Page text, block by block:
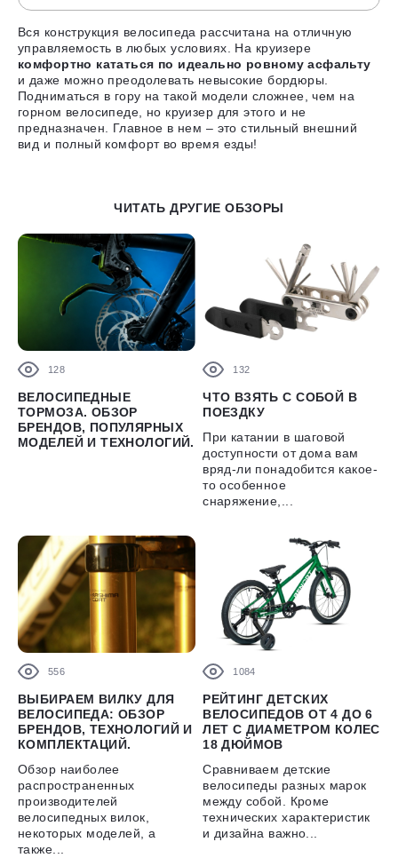
Вся конструкция велосипеда рассчитана на отличную
управляемость в любых условиях. На круизере
комфортно кататься по идеально ровному асфальту
и даже можно преодолевать невысокие бордюры.
Подниматься в гору на такой модели сложнее, чем на
горном велосипеде, но круизер для этого и не
предназначен. Главное в нем – это стильный внешний
вид и полный комфорт во время езды!
ЧИТАТЬ ДРУГИЕ ОБЗОРЫ
128
ВЕЛОСИПЕДНЫЕ
ТОРМОЗА. ОБЗОР
БРЕНДОВ, ПОПУЛЯРНЫХ
МОДЕЛЕЙ И ТЕХНОЛОГИЙ.
132
ЧТО ВЗЯТЬ С СОБОЙ В
ПОЕЗДКУ
При катании в шаговой
доступности от дома вам
вряд-ли понадобится какое-
то особенное
снаряжение,...
556
ВЫБИРАЕМ ВИЛКУ ДЛЯ
ВЕЛОСИПЕДА: ОБЗОР
БРЕНДОВ, ТЕХНОЛОГИЙ И
КОМПЛЕКТАЦИЙ.
Обзор наиболее
распространенных
производителей
велосипедных вилок,
некоторых моделей, а
также...
1084
РЕЙТИНГ ДЕТСКИХ
ВЕЛОСИПЕДОВ ОТ 4 ДО 6
ЛЕТ С ДИАМЕТРОМ КОЛЕС
18 ДЮЙМОВ
Сравниваем детские
велосипеды разных марок
между собой. Кроме
технических характеристик
и дизайна важно...